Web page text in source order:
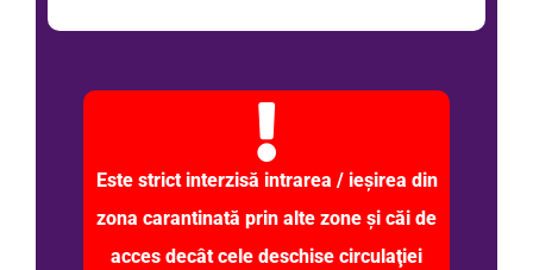
Este strict interzisă intrarea / ieşirea din
zona carantinată prin alte zone şi căi de
acces decât cele deschise circulaţiei